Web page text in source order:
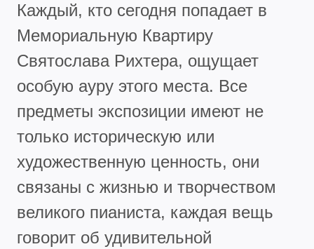
Каждый, кто сегодня попадает в
Мемориальную Квартиру
Святослава Рихтера, ощущает
особую ауру этого места. Все
предметы экспозиции имеют не
только историческую или
художественную ценность, они
связаны с жизнью и творчеством
великого пианиста, каждая вещь
говорит об удивительной